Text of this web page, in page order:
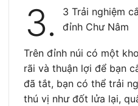
3.
3 Trải nghiệm
đỉnh Chư Nâm
Trên đỉnh núi có một
rãi và thuận lợi để bạn
đã tắt, bạn có thể trải
thú vị như đốt lửa lại,